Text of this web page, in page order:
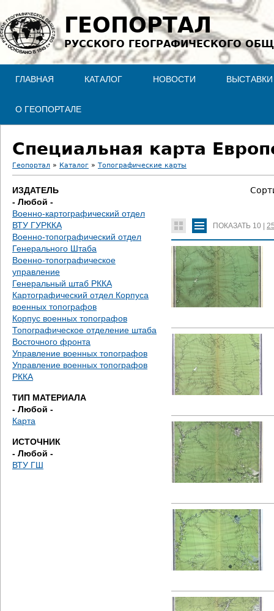
Jump to navigation
ГЕОПОРТАЛ
РУССКОГО ГЕОГРАФИЧЕСКОГО
ГЛАВНАЯ КАТАЛОГ НОВОСТИ ВЫСТАВКИ
О ГЕОПОРТАЛЕ
Специальная карта
В
ы
з
д
е
с
ь
Геопортал » Каталог » Топографические карты
ИЗДАТЕЛЬ
- Любой -
Военно-картографический отдел
ВТУ ГУРККА
Военно-топографический отдел
Генерального Штаба
Военно-топографическое
управление
Генеральный штаб РККА
Картографический отдел Корпуса
военных топографов
Корпус военных топографов
Топографическое отделение штаба
Восточного фронта
Управление военных топографов
Управление военных топографов
РККА
ТИП МАТЕРИАЛА
- Любой -
Карта
ИСТОЧНИК
- Любой -
ВТУ ГШ
ПОКАЗАТЬ 10